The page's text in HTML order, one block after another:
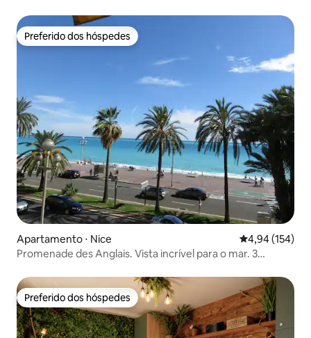
Preferido dos hóspedes
Preferido dos hóspedes
Apartamento ⋅ Nice 4,94 de uma
4,94 (154)
Promenade des Anglais. Vista incrível para o mar. 3
Preferido dos hóspedes
Preferido dos hóspedes